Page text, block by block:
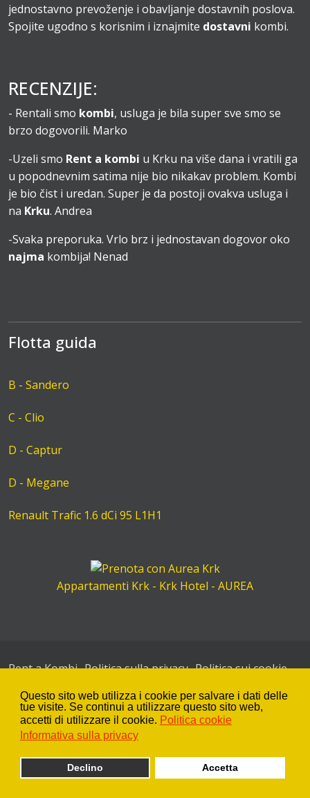
Questo sito web utilizza i cookie per salvare i dati delle
tue visite. Se continui a utilizzare questo sito web,
accetti di utilizzare il cookie. Politica cookie
Informativa sulla privacy
Declino Accetta
jednostavno prevoženje i obavljanje dostavnih poslova.
Spojite ugodno s korisnim i iznajmite dostavni kombi.
RECENZIJE:
- Rentali smo kombi, usluga je bila super sve smo se
brzo dogovorili. Marko
-Uzeli smo Rent a kombi u Krku na više dana i vratili ga
u popodnevnim satima nije bio nikakav problem. Kombi
je bio čist i uredan. Super je da postoji ovakva usluga i
na Krku. Andrea
-Svaka preporuka. Vrlo brz i jednostavan dogovor oko
najma kombija! Nenad
Flotta guida
B - Sandero
C - Clio
D - Captur
D - Megane
Renault Trafic 1.6 dCi 95 L1H1
Appartamenti Krk - Krk Hotel - AUREA
Rent a Kombi Politica sulla privacy Politica sui cookie
SiteMap
Rent a car KRK-Zagrebačka 28- 51500 Krk - Croatia
Gsm: +385 98 241 200 | Phone: +385 51 222 565
© 2026 byznaor.com